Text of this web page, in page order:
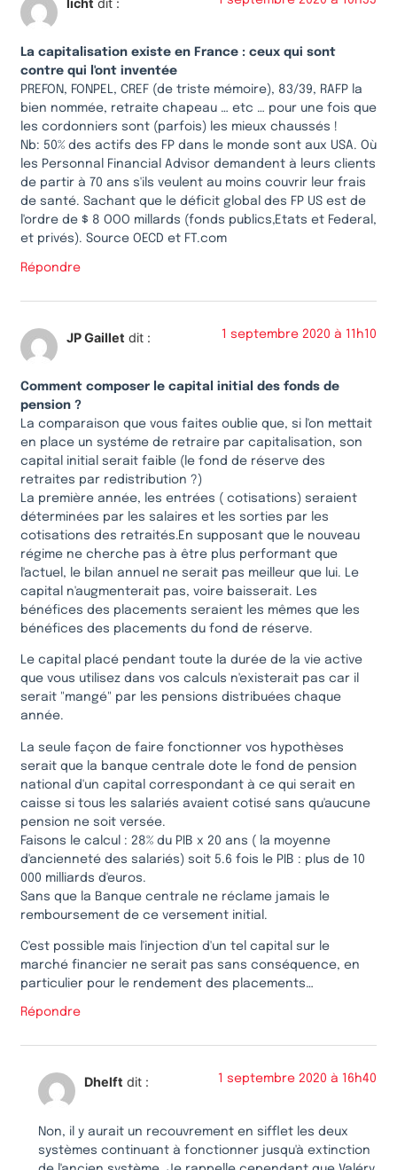
La capitalisation existe en France : ceux qui sont
contre qui l'ont inventée
PREFON, FONPEL, CREF (de triste mémoire), 83/39, RAFP la
bien nommée, retraite chapeau … etc … pour une fois que
les cordonniers sont (parfois) les mieux chaussés !
Nb: 50% des actifs des FP dans le monde sont aux USA. Où
les Personnal Financial Advisor demandent à leurs clients
de partir à 70 ans s'ils veulent au moins couvrir leur frais
de santé. Sachant que le déficit global des FP US est de
l'ordre de $ 8 OOO millards (fonds publics,Etats et Federal,
et privés). Source OECD et FT.com
Répondre
JP Gaillet dit : 1 septembre 2020 à 11h10
Comment composer le capital initial des fonds de
pension ?
La comparaison que vous faites oublie que, si l'on mettait
en place un systéme de retraire par capitalisation, son
capital initial serait faible (le fond de réserve des
retraites par redistribution ?)
La première année, les entrées ( cotisations) seraient
déterminées par les salaires et les sorties par les
cotisations des retraités.En supposant que le nouveau
régime ne cherche pas à être plus performant que
l'actuel, le bilan annuel ne serait pas meilleur que lui. Le
capital n'augmenterait pas, voire baisserait. Les
bénéfices des placements seraient les mêmes que les
bénéfices des placements du fond de réserve.
Le capital placé pendant toute la durée de la vie active
que vous utilisez dans vos calculs n'existerait pas car il
serait "mangé" par les pensions distribuées chaque
année.
La seule façon de faire fonctionner vos hypothèses
serait que la banque centrale dote le fond de pension
national d'un capital correspondant à ce qui serait en
caisse si tous les salariés avaient cotisé sans qu'aucune
pension ne soit versée.
Faisons le calcul : 28% du PIB x 20 ans ( la moyenne
d'ancienneté des salariés) soit 5.6 fois le PIB : plus de 10
000 milliards d'euros.
Sans que la Banque centrale ne réclame jamais le
remboursement de ce versement initial.
C'est possible mais l'injection d'un tel capital sur le
marché financier ne serait pas sans conséquence, en
particulier pour le rendement des placements…
Répondre
Dhelft dit : 1 septembre 2020 à 16h40
Non, il y aurait un recouvrement en sifflet les deux
systèmes continuant à fonctionner jusqu'à extinction